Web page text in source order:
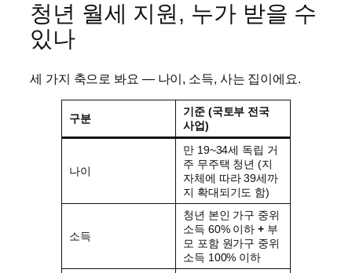
청년 월세 지원, 누가 받을 수
있나
세 가지 축으로 봐요 — 나이, 소득, 사는 집이에요.
구분
기준 (국토부 전국
사업)
나이
만 19~34세 독립 거
주 무주택 청년 (지
자체에 따라 39세까
지 확대되기도 함)
소득
청년 본인 가구 중위
소득 60% 이하 +부
모 포함 원가구 중위
소득 100% 이하